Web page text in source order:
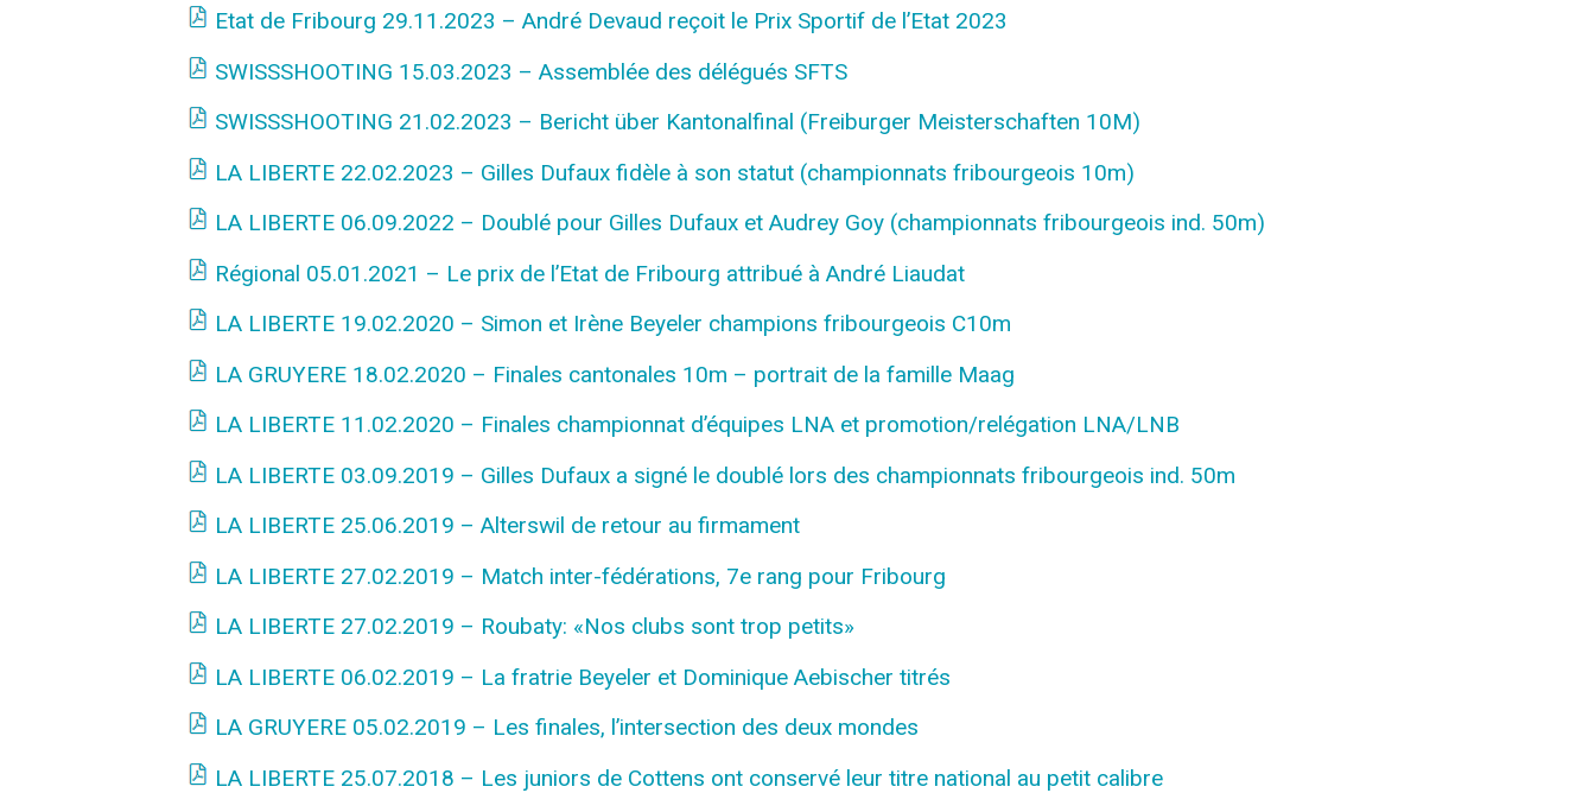
Etat de Fribourg 29.11.2023 – André Devaud reçoit le Prix Sportif de l’Etat 2023
SWISSSHOOTING 15.03.2023 – Assemblée des délégués SFTS
SWISSSHOOTING 21.02.2023 – Bericht über Kantonalfinal (Freiburger Meisterschaften 10M)
LA LIBERTE 22.02.2023 – Gilles Dufaux fidèle à son statut (championnats fribourgeois 10m)
LA LIBERTE 06.09.2022 – Doublé pour Gilles Dufaux et Audrey Goy (championnats fribourgeois ind. 50m)
Régional 05.01.2021 – Le prix de l’Etat de Fribourg attribué à André Liaudat
LA LIBERTE 19.02.2020 – Simon et Irène Beyeler champions fribourgeois C10m
LA GRUYERE 18.02.2020 – Finales cantonales 10m – portrait de la famille Maag
LA LIBERTE 11.02.2020 – Finales championnat d’équipes LNA et promotion/relégation LNA/LNB
LA LIBERTE 03.09.2019 – Gilles Dufaux a signé le doublé lors des championnats fribourgeois ind. 50m
LA LIBERTE 25.06.2019 – Alterswil de retour au firmament
LA LIBERTE 27.02.2019 – Match inter-fédérations, 7e rang pour Fribourg
LA LIBERTE 27.02.2019 – Roubaty: «Nos clubs sont trop petits»
LA LIBERTE 06.02.2019 – La fratrie Beyeler et Dominique Aebischer titrés
LA GRUYERE 05.02.2019 – Les finales, l’intersection des deux mondes
LA LIBERTE 25.07.2018 – Les juniors de Cottens ont conservé leur titre national au petit calibre